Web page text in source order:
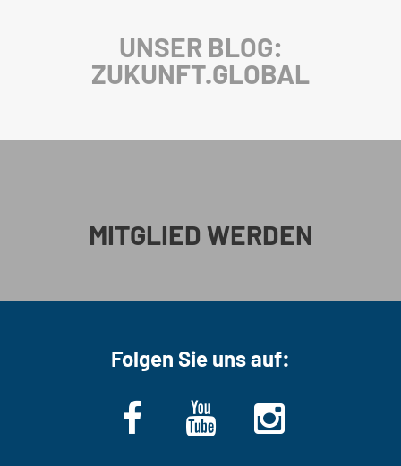
UNSER BLOG:
ZUKUNFT.GLOBAL
MITGLIED WERDEN
Folgen Sie uns auf: